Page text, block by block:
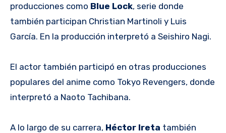
producciones como Blue Lock, serie donde
también participan Christian Martinoli y Luis
García. En la producción interpretó a Seishiro Nagi.
El actor también participó en otras producciones
populares del anime como Tokyo Revengers, donde
interpretó a Naoto Tachibana.
A lo largo de su carrera, Héctor Ireta también